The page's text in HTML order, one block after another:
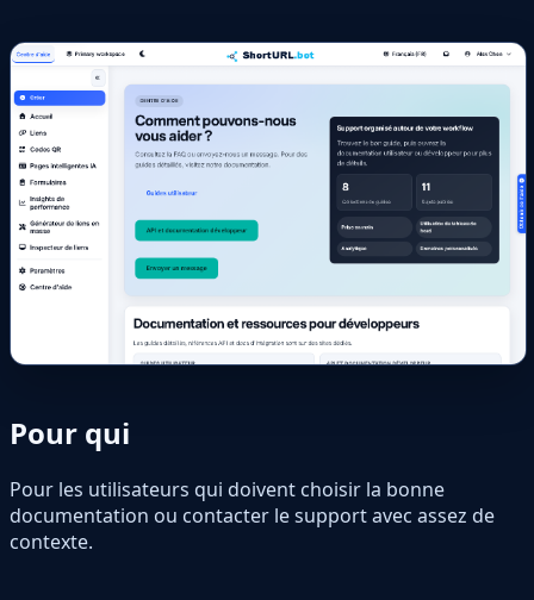
Pour qui
Pour les utilisateurs qui doivent choisir la bonne
documentation ou contacter le support avec assez de
contexte.